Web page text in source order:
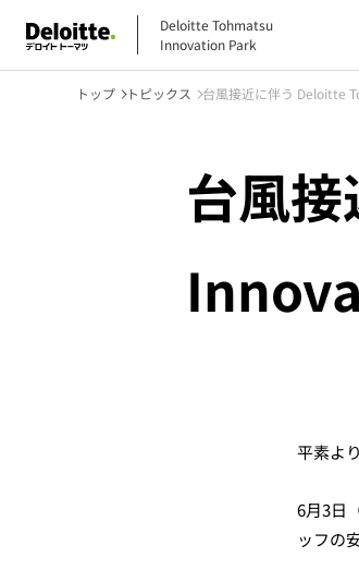
Deloitte Tohmatsu
Innovation Park
トップ トピックス 台風接近に伴う Deloitte
台風
平素より
6月3日
ッフの